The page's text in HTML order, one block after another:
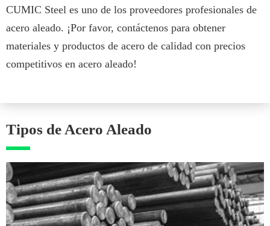
CUMIC Steel es uno de los proveedores profesionales de
acero aleado. ¡Por favor, contáctenos para obtener
materiales y productos de acero de calidad con precios
competitivos en acero aleado!
Tipos de Acero Aleado